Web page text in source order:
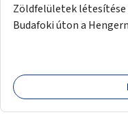
Zöldfelületek létesítése
Budafoki úton a